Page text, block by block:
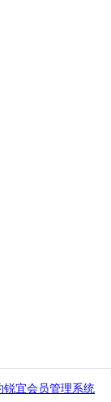
锐宜会员管理系统